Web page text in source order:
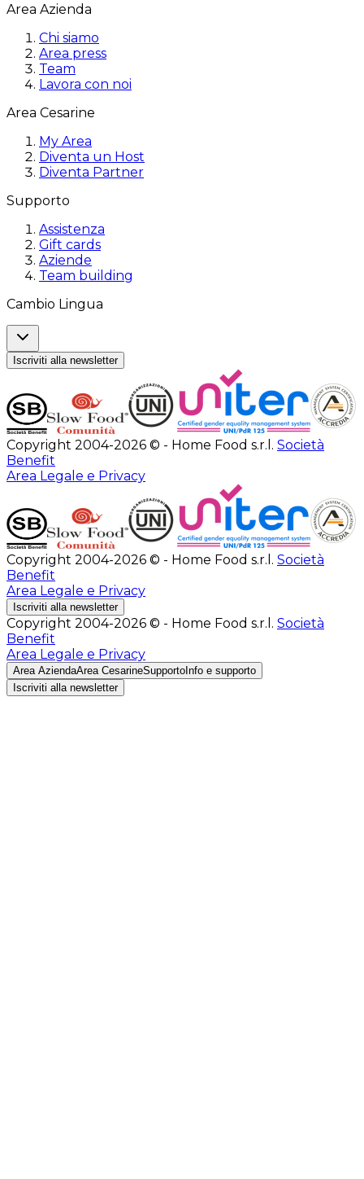
Area Azienda
Chi siamo
Area press
Team
Lavora con noi
Area Cesarine
My Area
Diventa un Host
Diventa Partner
Supporto
Assistenza
Gift cards
Aziende
Team building
Cambio Lingua
Iscriviti alla newsletter
Copyright 2004-2026 © - Home Food s.r.l. Società
Benefit
Area Legale e Privacy
Copyright 2004-2026 © - Home Food s.r.l. Società
Benefit
Area Legale e Privacy
Iscriviti alla newsletter
Copyright 2004-2026 © - Home Food s.r.l. Società
Benefit
Area Legale e Privacy
Area AziendaArea CesarineSupporto Info e supporto
Iscriviti alla newsletter